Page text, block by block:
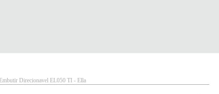
Direcionavel EL050 TI - Ella